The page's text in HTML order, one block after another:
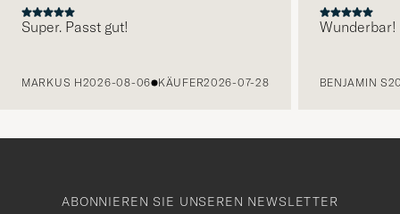
Super. Passt gut!
MARKUS H2026-08-06 KÄUFER2026-07-28
Wunderbar!
BENJAMIN S
ABONNIEREN SIE UNSEREN NEWSLETTER